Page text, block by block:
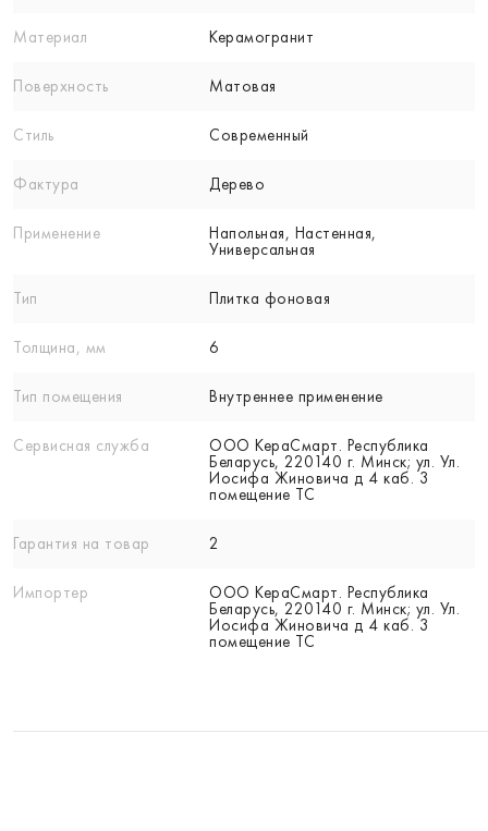
Материал Керамогранит
Поверхность Матовая
Стиль Современный
Фактура Дерево
Применение
Напольная, Настенная,
Универсальная
Тип Плитка фоновая
Толщина, мм 6
Тип помещения Внутреннее применение
Сервисная служба
ООО КераСмарт. Республика
Беларусь, 220140 г. Минск; ул. Ул.
Иосифа Жиновича д 4 каб. 3
помещение ТС
Гарантия на товар 2
Импортер
ООО КераСмарт. Республика
Беларусь, 220140 г. Минск; ул. Ул.
Иосифа Жиновича д 4 каб. 3
помещение ТС